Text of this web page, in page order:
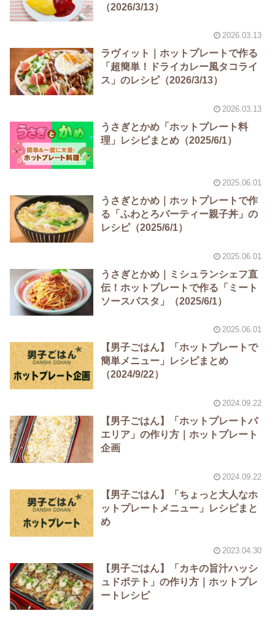
（2026/3/13）
2026.03.13
ラヴィット｜ホットプレートで作る
「超簡単！ドライカレー風タコライ
ス」のレシピ（2026/3/13）
2026.03.13
うさぎとかめ「ホットプレート料
理」レシピまとめ（2025/6/1）
2025.06.01
うさぎとかめ｜ホットプレートで作
る「ふわとろパーティー親子丼」の
レシピ（2025/6/1）
2025.06.01
うさぎとかめ｜ミシュランシェフ直
伝！ホットプレートで作る「ミート
ソースパスタ」（2025/6/1）
2025.06.01
【男子ごはん】「ホットプレートで
簡単メニュー」レシピまとめ
（2024/9/22）
2024.09.22
【男子ごはん】「ホットプレートパ
エリア」の作り方｜ホットプレート
企画
2024.09.22
【男子ごはん】「ちょっと大人なホ
ットプレートメニュー」レシピまと
め
2023.04.30
【男子ごはん】「カキの旨汁ハッシ
ュドポテト」の作り方｜ホットプレ
ートレシピ